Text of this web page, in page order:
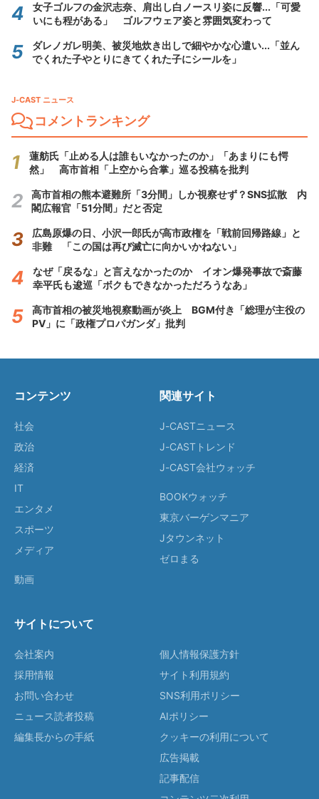
女子ゴルフの金沢志奈、肩出し白ノースリ姿に反響...「可愛
いにも程がある」 ゴルフウェア姿と雰囲気変わって
ダレノガレ明美、被災地炊き出しで細やかな心遣い...「並ん
でくれた子やとりにきてくれた子にシールを」
J-CAST ニュース
コメントランキング
蓮舫氏「止める人は誰もいなかったのか」「あまりにも愕
然」 高市首相「上空から合掌」巡る投稿を批判
高市首相の熊本避難所「3分間」しか視察せず？SNS拡散 内
閣広報官「51分間」だと否定
広島原爆の日、小沢一郎氏が高市政権を「戦前回帰路線」と
非難 「この国は再び滅亡に向かいかねない」
なぜ「戻るな」と言えなかったのか イオン爆発事故で斎藤
幸平氏も逡巡「ボクもできなかっただろうなあ」
高市首相の被災地視察動画が炎上 BGM付き「総理が主役の
PV」に「政権プロパガンダ」批判
コンテンツ
社会
政治
経済
IT
エンタメ
スポーツ
メディア
動画
関連サイト
J-CASTニュース
J-CASTトレンド
J-CAST会社ウォッチ
BOOKウォッチ
東京バーゲンマニア
Jタウンネット
ゼロまる
サイトについて
会社案内
採用情報
お問い合わせ
ニュース読者投稿
編集長からの手紙
個人情報保護方針
サイト利用規約
SNS利用ポリシー
AIポリシー
クッキーの利用について
広告掲載
記事配信